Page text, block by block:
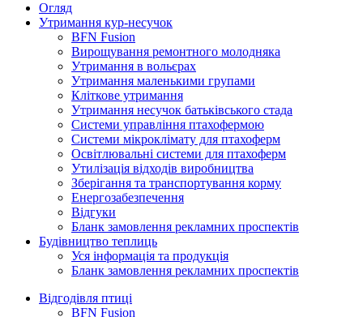
Огляд
Утримання кур-несучок
BFN Fusion
Вирощування ремонтного молодняка
Утримання в вольєрах
Утримання маленькими групами
Кліткове утримання
Утримання несучок батьківського стада
Системи управління птахофермою
Системи мікроклімату для птахоферм
Освітлювальні системи для птахоферм
Утилізація відходів виробництва
Зберігання та транспортування корму
Енергозабезпечення
Відгуки
Бланк замовлення рекламних проспектів
Будівництво теплиць
Уся інформація та продукція
Бланк замовлення рекламних проспектів
Відгодівля птиці
BFN Fusion